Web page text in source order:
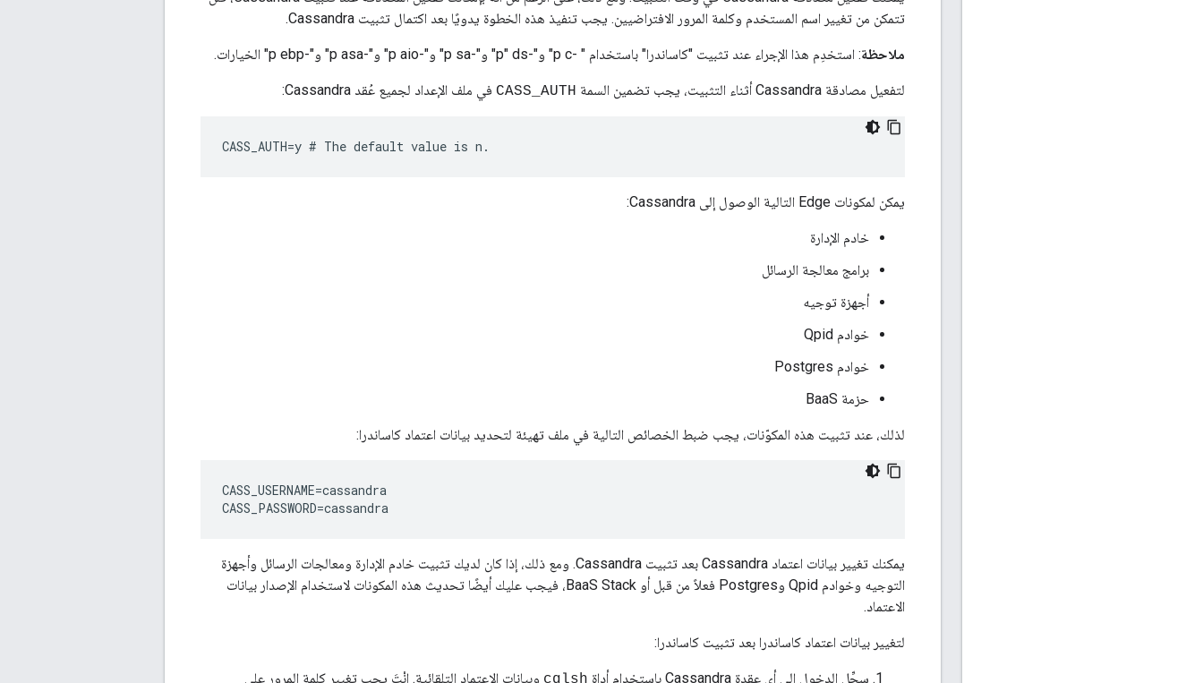
تتمكن من تغيير اسم المستخدم وكلمة المرور الافتراضيين. يجب تنفيذ هذه الخطوة يدويًا بعد اكتمال تثبيت Cassandra.
ملاحظة: استخدِم هذا الإجراء عند تثبيت "كاساندرا" باستخدام " -p c" و"-p" ds" و"-p sa" و"-p aio" و"-p asa" و"-p ebp" الخيارات.
لتفعيل مصادقة Cassandra أثناء التثبيت، يجب تضمين السمة CASS_AUTH في ملف الإعداد لجميع عُقد Cassandra:
CASS_AUTH=y # The default value is n.
يمكن لمكونات Edge التالية الوصول إلى Cassandra:
خادم الإدارة
برامج معالجة الرسائل
أجهزة توجيه
خوادم Qpid
خوادم Postgres
حزمة BaaS
لذلك، عند تثبيت هذه المكوّنات، يجب ضبط الخصائص التالية في ملف تهيئة لتحديد بيانات اعتماد كاساندرا:
CASS_USERNAME=cassandra
CASS_PASSWORD=cassandra
يمكنك تغيير بيانات اعتماد Cassandra بعد تثبيت Cassandra. ومع ذلك، إذا كان لديك تثبيت خادم الإدارة ومعالجات الرسائل وأجهزة
التوجيه وخوادم Qpid وPostgres فعلاً من قبل أو BaaS Stack، فيجب عليك أيضًا تحديث هذه المكونات لاستخدام الإصدار بيانات
الاعتماد.
لتغيير بيانات اعتماد كاساندرا بعد تثبيت كاساندرا:
سجِّل الدخول إلى أي عقدة Cassandra باستخدام أداة cqlsh وبيانات الاعتماد التلقائية. إِنْتَ يجب تغيير كلمة المرور على